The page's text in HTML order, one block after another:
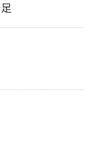
イライト